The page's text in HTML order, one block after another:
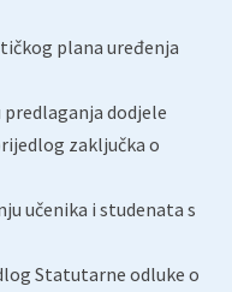
plana uređenja
dodjele
zaključka o
učenika i studenata s
Statutarne odluke o